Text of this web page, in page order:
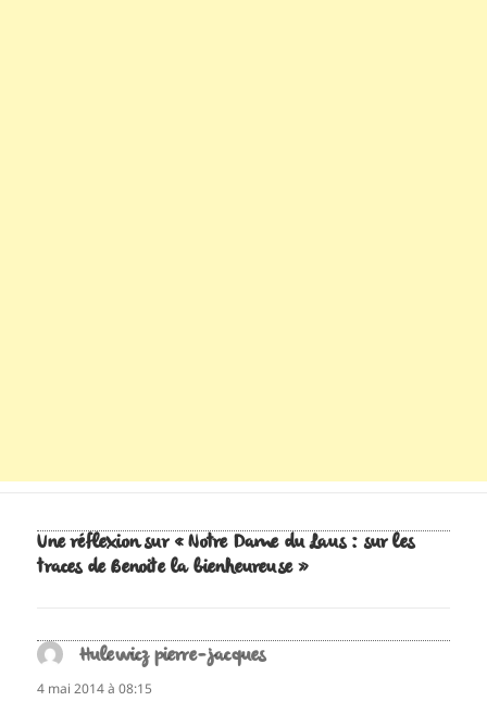
Une réflexion sur « Notre Dame du Laus : sur les
traces de Benoite la bienheureuse »
Hulewicz pierre-jacquesdit :
4 mai 2014 à 08:15